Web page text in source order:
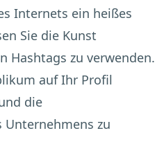
Internets ein heißes
Sie die Kunst
Hashtags zu verwenden.
auf Ihr Profil
die
zu